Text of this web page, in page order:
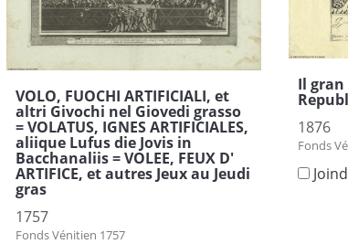
VOLO, FUOCHI ARTIFICIALI, et
altri Givochi nel Giovedi grasso
= VOLATUS, IGNES ARTIFICIALES,
aliique Lufus die Jovis in
Bacchanaliis = VOLEE, FEUX D'
ARTIFICE, et autres Jeux au Jeudi
gras
1757
Fonds Vénitien 1757
Il gran
1876
Fonds